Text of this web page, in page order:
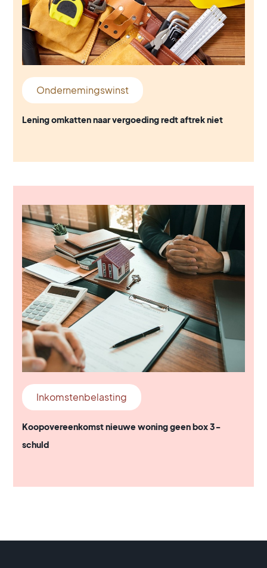
Ondernemingswinst
Lening omkatten naar vergoeding redt aftrek niet
Inkomstenbelasting
Koopovereenkomst nieuwe woning geen box 3-
schuld